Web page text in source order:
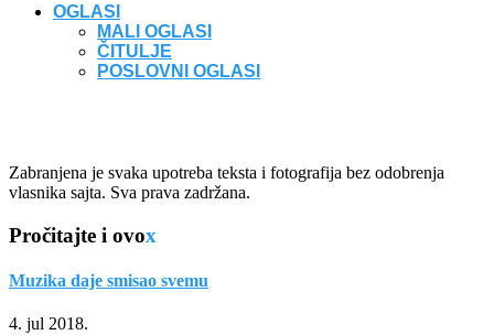
OGLASI
MALI OGLASI
ČITULJE
POSLOVNI OGLASI
Zabranjena je svaka upotreba teksta i fotografija bez odobrenja
vlasnika sajta. Sva prava zadržana.
Pročitajte i ovox
Muzika daje smisao svemu
4. jul 2018.